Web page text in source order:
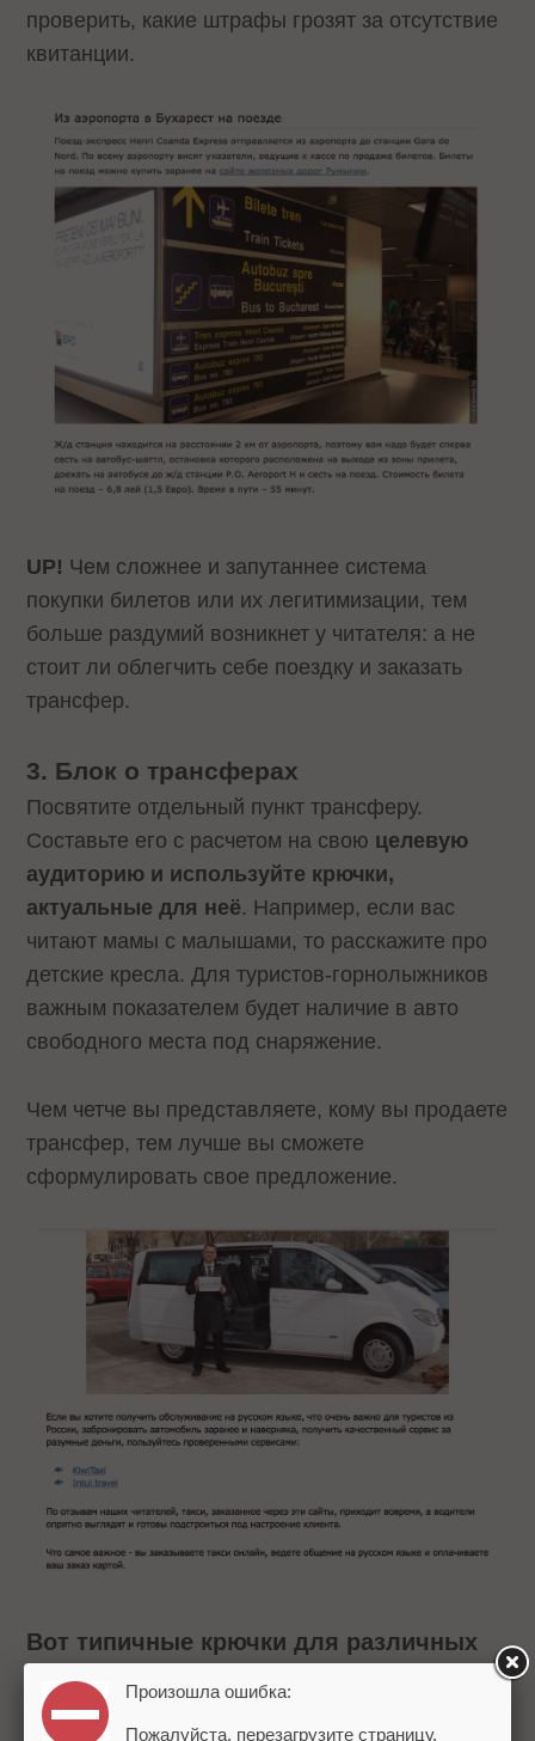
проверить, какие штрафы грозят за отсутствие
квитанции.
UP! Чем сложнее и запутаннее система
покупки билетов или их легитимизации, тем
больше раздумий возникнет у читателя: а не
стоит ли облегчить себе поездку и заказать
трансфер.
3. Блок о трансферах
Посвятите отдельный пункт трансферу.
Составьте его с расчетом на свою целевую
аудиторию и используйте крючки,
актуальные для неё. Например, если вас
читают мамы с малышами, то расскажите про
детские кресла. Для туристов-горнолыжников
важным показателем будет наличие в авто
свободного места под снаряжение.
Чем четче вы представляете, кому вы продаете
трансфер, тем лучше вы сможете
сформулировать свое предложение.
Вот типичные крючки для различных
групп:
Семьи с детьми: автокресло, быстрая
Произошла ошибка:
Пожалуйста, перезагрузите страницу.